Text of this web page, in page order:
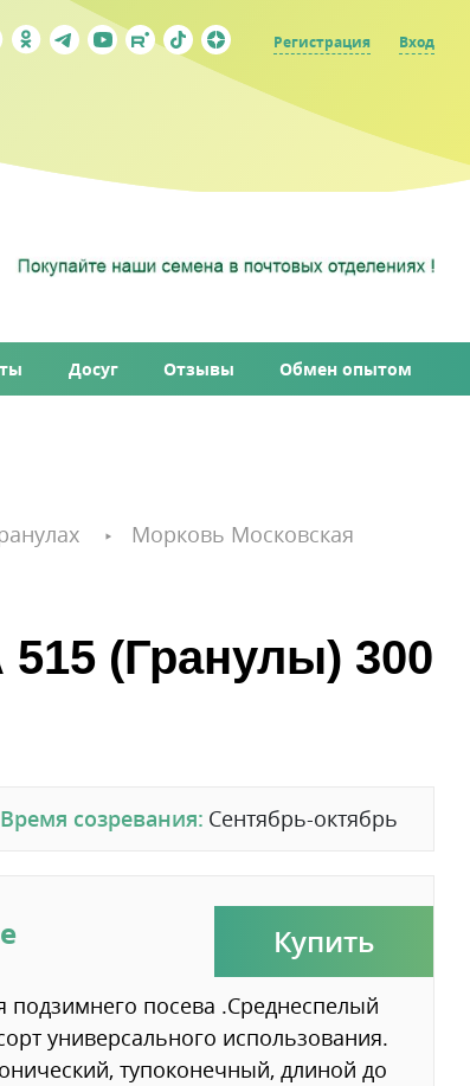
Регистрация Вход
Досуг Отзывы Обмен опытом
Морковь Московская
(Гранулы) 300
Время созревания: Сентябрь-октябрь
Купить
подзимнего посева .Среднеспелый
универсального использования.
тупоконечный, длиной до